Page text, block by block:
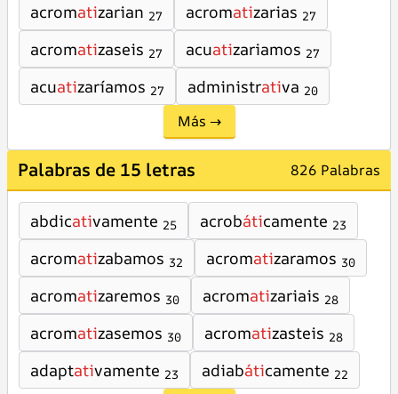
acromatizarian 27 acromatizarias 27
acromatizaseis 27 acuatizariamos 27
acuatizaríamos 27 administrativa 20
Más →
Palabras de 15 letras 826 Palabras
abdicativamente 25 acrobáticamente 23
acromatizabamos 32 acromatizaramos 30
acromatizaremos 30 acromatizariais 28
acromatizasemos 30 acromatizasteis 28
adaptativamente 23 adiabáticamente 22